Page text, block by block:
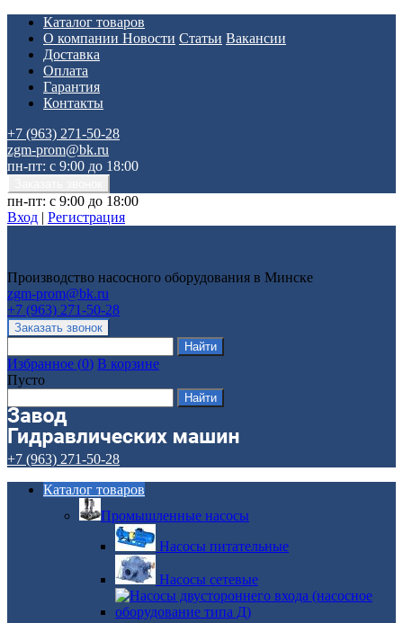
Каталог товаров
О компании Новости Статьи Вакансии
Доставка
Оплата
Гарантия
Контакты
+7 (963) 271-50-28
zgm-prom@bk.ru
пн-пт: с 9:00 до 18:00
пн-пт: с 9:00 до 18:00
Вход | Регистрация
Производство насосного оборудования в Минске
zgm-prom@bk.ru
+7 (963) 271-50-28
Избранное (0) В корзине
Пусто
+7 (963) 271-50-28
Каталог товаров
Промышленные насосы
Насосы питательные
Насосы сетевые